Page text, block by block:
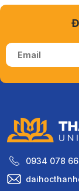
0934 078